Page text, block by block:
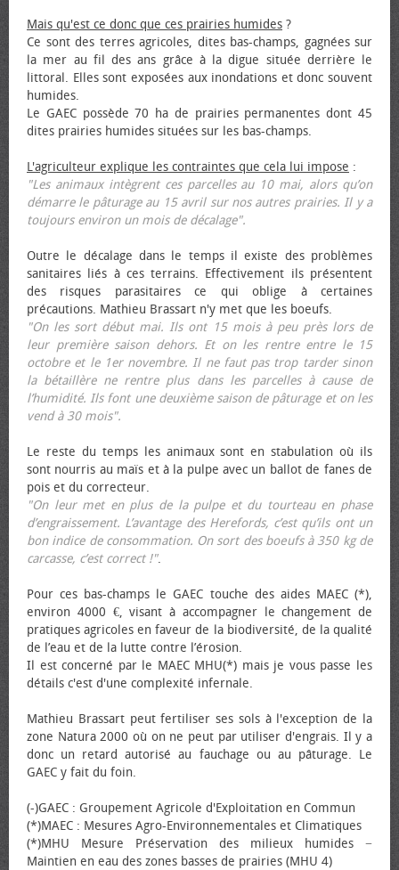
Mais qu'est ce donc que ces prairies humides ?
Ce sont des terres agricoles, dites bas-champs, gagnées sur
la mer au fil des ans grâce à la digue située derrière le
littoral. Elles sont exposées aux inondations et donc souvent
humides.
Le GAEC possède 70 ha de prairies permanentes dont 45
dites prairies humides situées sur les bas-champs.
L'agriculteur explique les contraintes que cela lui impose :
"Les animaux intègrent ces parcelles au 10 mai, alors qu’on
démarre le pâturage au 15 avril sur nos autres prairies. Il y a
toujours environ un mois de décalage".
Outre le décalage dans le temps il existe des problèmes
sanitaires liés à ces terrains. Effectivement ils présentent
des risques parasitaires ce qui oblige à certaines
précautions. Mathieu Brassart n'y met que les bœufs.
"On les sort début mai. Ils ont 15 mois à peu près lors de
leur première saison dehors. Et on les rentre entre le 15
octobre et le 1er novembre. Il ne faut pas trop tarder sinon
la bétaillère ne rentre plus dans les parcelles à cause de
l’humidité. Ils font une deuxième saison de pâturage et on les
vend à 30 mois".
Le reste du temps les animaux sont en stabulation où ils
sont nourris au maïs et à la pulpe avec un ballot de fanes de
pois et du correcteur.
"On leur met en plus de la pulpe et du tourteau en phase
d’engraissement. L’avantage des Herefords, c’est qu’ils ont un
bon indice de consommation. On sort des bœufs à 350 kg de
carcasse, c’est correct !".
Pour ces bas-champs le GAEC touche des aides MAEC (*),
environ 4000 €, visant à accompagner le changement de
pratiques agricoles en faveur de la biodiversité, de la qualité
de l’eau et de la lutte contre l’érosion.
Il est concerné par le MAEC MHU(*) mais je vous passe les
détails c'est d'une complexité infernale.
Mathieu Brassart peut fertiliser ses sols à l'exception de la
zone Natura 2000 où on ne peut par utiliser d'engrais. Il y a
donc un retard autorisé au fauchage ou au pâturage. Le
GAEC y fait du foin.
(-)GAEC : Groupement Agricole d'Exploitation en Commun
(*)MAEC : Mesures Agro-Environnementales et Climatiques
(*)MHU Mesure Préservation des milieux humides −
Maintien en eau des zones basses de prairies (MHU 4)